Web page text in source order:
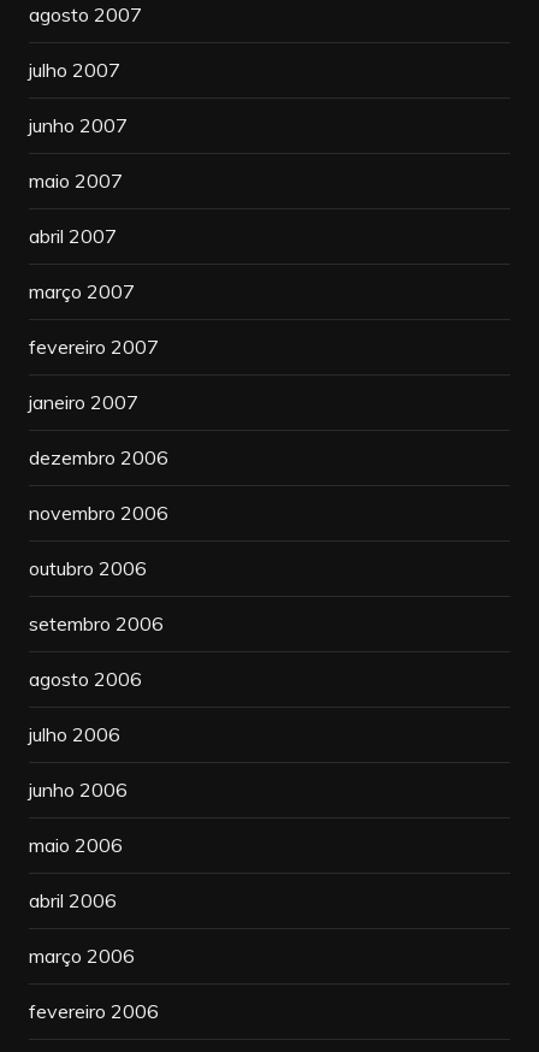
agosto 2007
julho 2007
junho 2007
maio 2007
abril 2007
março 2007
fevereiro 2007
janeiro 2007
dezembro 2006
novembro 2006
outubro 2006
setembro 2006
agosto 2006
julho 2006
junho 2006
maio 2006
abril 2006
março 2006
fevereiro 2006